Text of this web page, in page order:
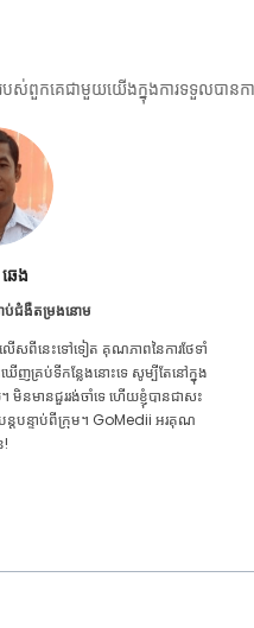
ពួកគេជាមួយយើងក្នុងការទទួលបានក
ាស
ងឺក្រពះពោះវៀន
ក្រុមដ៏អស្ចារ្យរបស់ GoMedii ដែល
ែសទៅកាន់ប្រទេសឥណ្ឌាដើម្បីទទួលការ
វក្នុងការជ្រើសរើស GoMedii ។ ពួកគេ
ាទំនាក់ទំនងដ៏ល្អជាមួយយើង